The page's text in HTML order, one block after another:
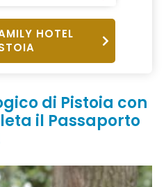
HOTEL
di Pistoia con
il Passaporto